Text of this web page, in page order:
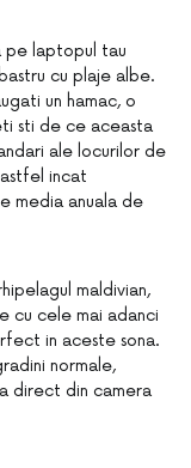
pe laptopul tau
cu plaje albe.
un hamac, o
sti de ce aceasta
ale locurilor de
incat
media anuala de
maldivian,
cu cele mai adanci
in aceste sona.
normale,
direct din camera